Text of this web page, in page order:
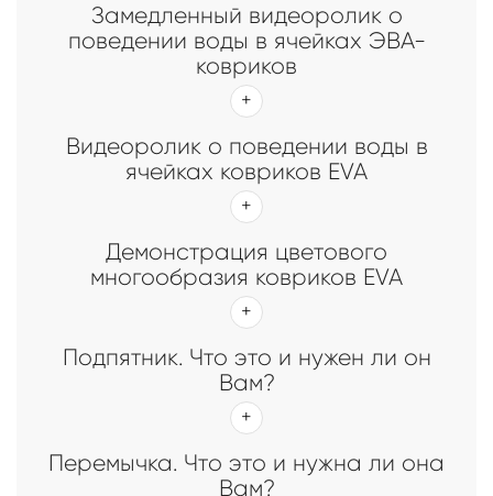
Замедленный видеоролик о
поведении воды в ячейках ЭВА-
ковриков
Видеоролик о поведении воды в
ячейках ковриков EVA
Демонстрация цветового
многообразия ковриков EVA
Подпятник. Что это и нужен ли он
Вам?
Перемычка. Что это и нужна ли она
Вам?